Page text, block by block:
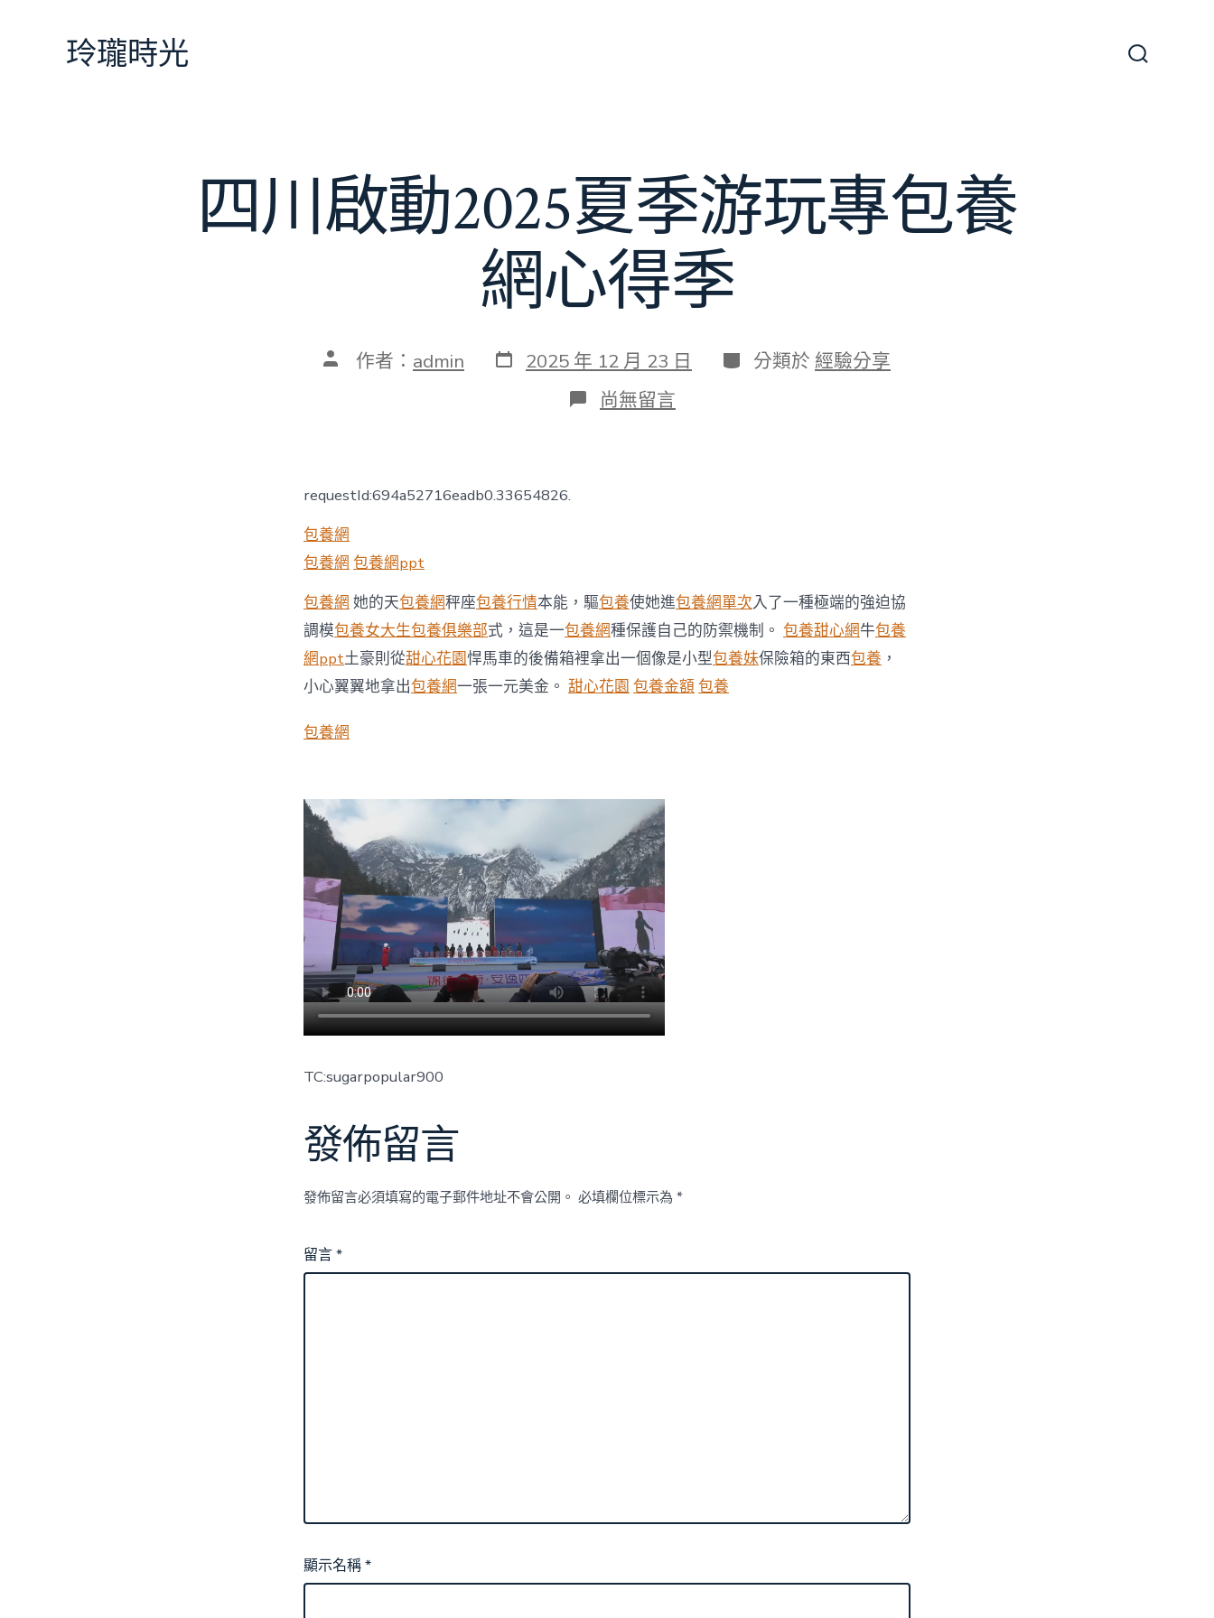
玲瓏時光
四川啟動2025夏季游玩專包養
網心得季
文 作者： admin 發
表
2025 年 12 月 23 日 分
類
分類於 經驗分享
在
〈四
包
養
網
心
得
季〉
尚無留言
requestId:694a52716eadb0.33654826.
包養網
包養網 包養網ppt
包養網 她的天包養網秤座包養行情本能，驅包養使她進包養網單次入了一種極端的強迫協
調模包養女大生包養俱樂部式，這是一包養網種保護自己的防禦機制。 包養甜心網牛包養
網ppt土豪則從甜心花園悍馬車的後備箱裡拿出一個像是小型包養妹保險箱的東西包養 ，
小心翼翼地拿出包養網一張一元美金。 甜心花園 包養金額 包養
包養網
TC:sugarpopular900
發佈留言
發佈留言必須填寫的電子郵件地址不會公開。 必填欄位標示為 *
留言*
顯示名稱*